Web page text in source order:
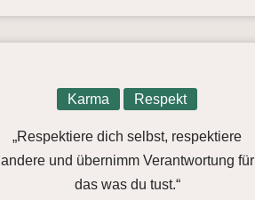
Karma Respekt
„Respektiere dich selbst, respektiere
andere und übernimm Verantwortung für
das was du tust.“